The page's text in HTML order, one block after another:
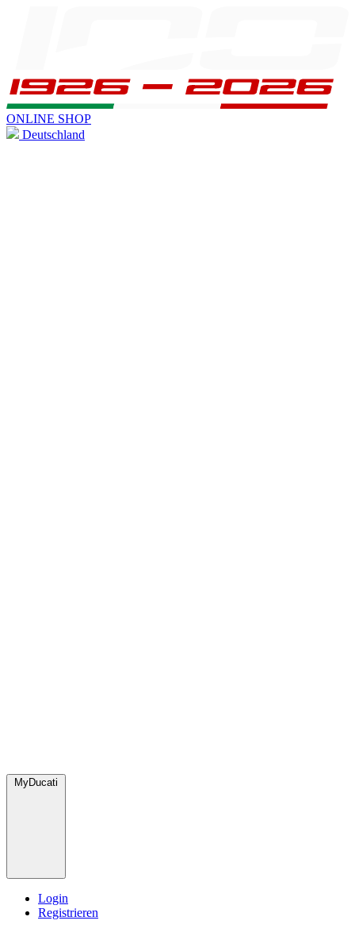
ONLINE SHOP
Deutschland
MyDucati
Login
Registrieren